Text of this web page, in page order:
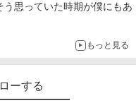
思っていた時期が僕にもあ
もっと見る
ーする